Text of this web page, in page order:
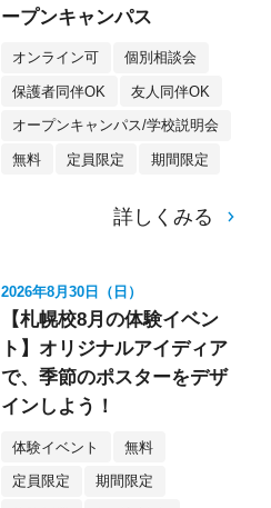
ープンキャンパス
オンライン可 個別相談会
保護者同伴OK 友人同伴OK
オープンキャンパス/学校説明会
無料 定員限定 期間限定
詳しくみる
2026年8月30日（日）
【札幌校8月の体験イベン
ト】オリジナルアイディア
で、季節のポスターをデザ
インしよう！
体験イベント 無料
定員限定 期間限定